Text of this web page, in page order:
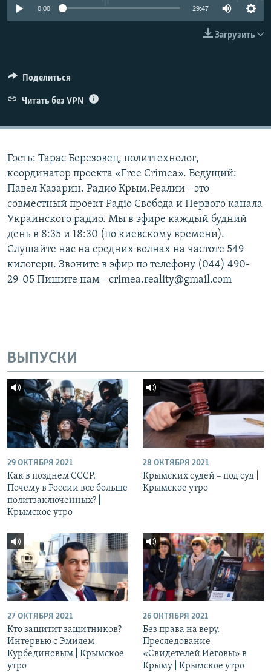
ПОБЕДИТЕЛЕЙ НЕ СУДЯТ?
УКРАИНСКАЯ ПРОБЛЕМА КРЫМА
ПРИСОЕДИНЯЙТЕСЬ!
Все сайты RFE/RL
0:00 29:47
Загрузить
Поделиться
Читать без VPN
Гость: Тарас Березовец, политтехнолог,
координатор проекта «Free Crimea». Ведущий:
Павел Казарин. Радио Крым.Реалии - это
совместный проект Радіо Свобода и Первого канала
Украинского радио. Мы в эфире каждый будний
день в 8:35 и 18:30 (по киевскому времени).
Слушайте нас на средних волнах на частоте 549
килогерц. Звоните в эфир по телефону (044) 490-
29-05 Пишите нам - crimea.reality@gmail.com
ВЫПУСКИ
29 ОКТЯБРЯ 2021
Как в позднем СССР.
Почему в России все больше
политзаключенных? |
Крымское утро
28 ОКТЯБРЯ 2021
Крымских судей – под суд |
Крымское утро
27 ОКТЯБРЯ 2021
Кто защитит защитников?
Интервью с Эмилем
Курбединовым | Крымское
утро
26 ОКТЯБРЯ 2021
Без права на веру.
Преследование
«Свидетелей Иеговы» в
Крыму | Крымское утро